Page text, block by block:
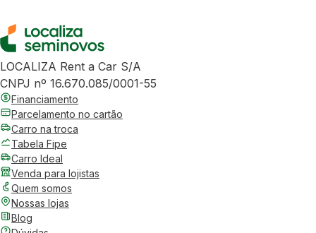
LOCALIZA Rent a Car S/A
CNPJ nº 16.670.085/0001-55
Financiamento
Parcelamento no cartão
Carro na troca
Tabela Fipe
Carro Ideal
Venda para lojistas
Quem somos
Nossas lojas
Blog